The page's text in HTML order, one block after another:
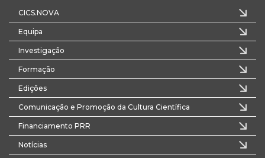
CICS.NOVA
Equipa
Investigação
Formação
Edições
Comunicação e Promoção da Cultura Científica
Financiamento PRR
Notícias